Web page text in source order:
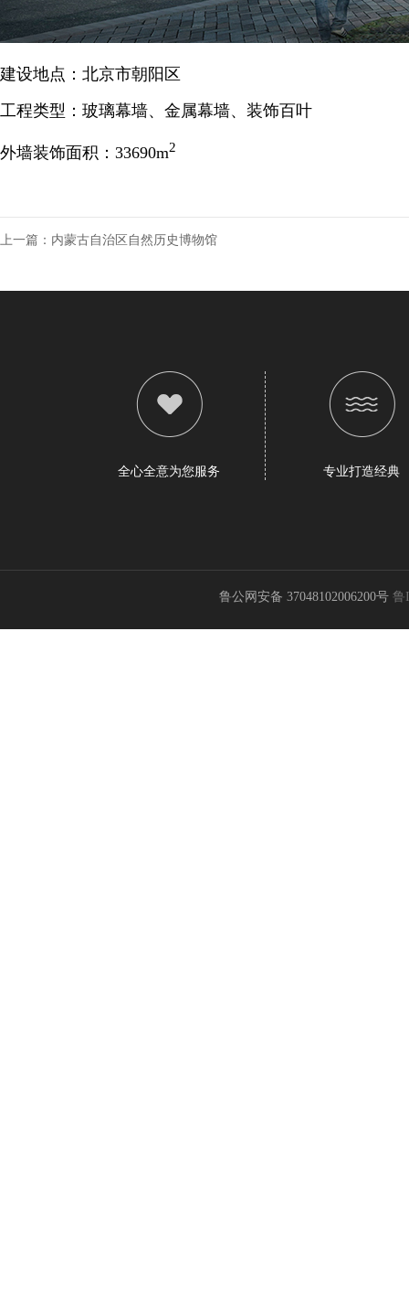
建设地点：北京市朝阳区
工程类型：玻璃幕墙、金属幕墙、装饰百叶
外墙装饰面积：33690m2
上一篇： 内蒙古自治区自然历史博物馆
全心全意为您服务 专业打造经典
鲁公网安备 37048102006200号 鲁